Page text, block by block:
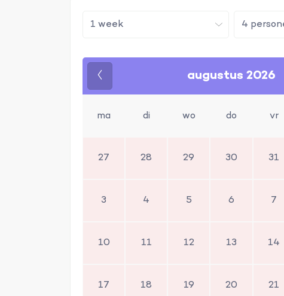
augustus 2026
ma di wo do vr
27 28 29 30 31
3 4 5 6 7
10 11 12 13 14
17 18 19 20 21